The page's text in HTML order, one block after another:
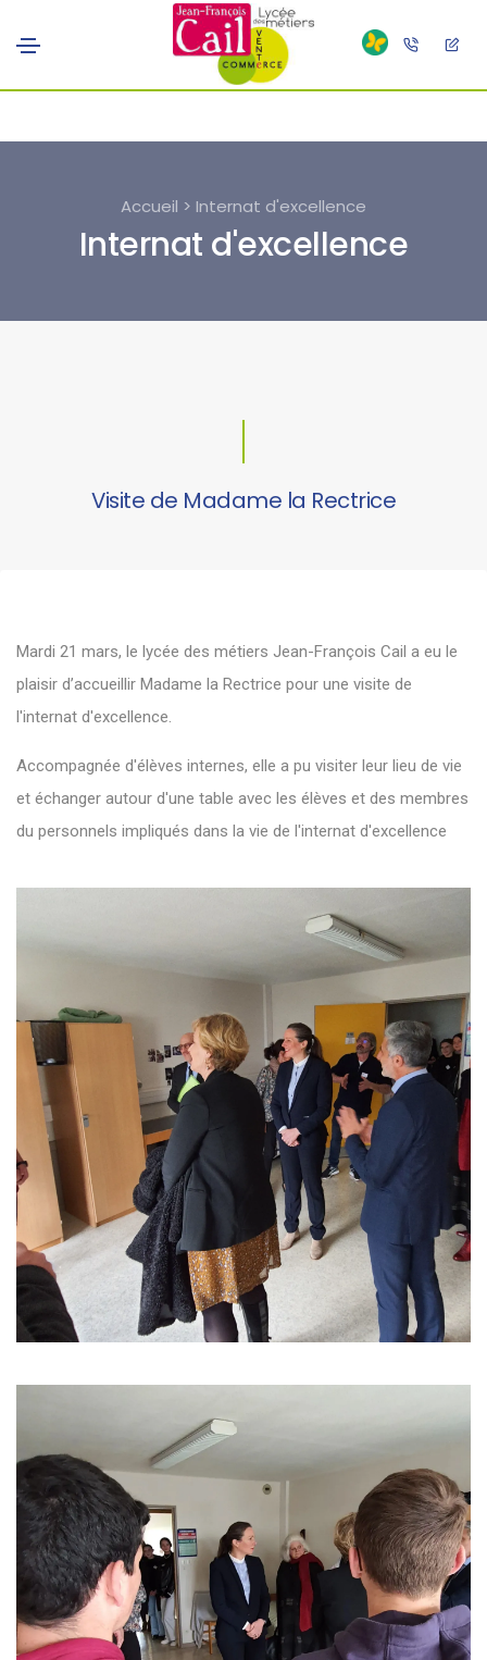
Accueil > Internat d'excellence
Internat d'excellence
Visite de Madame la Rectrice
Mardi 21 mars, le lycée des métiers Jean-François Cail a eu le
plaisir d’accueillir Madame la Rectrice pour une visite de
l'internat d'excellence.
Accompagnée d'élèves internes, elle a pu visiter leur lieu de vie
et échanger autour d'une table avec les élèves et des membres
du personnels impliqués dans la vie de l'internat d'excellence